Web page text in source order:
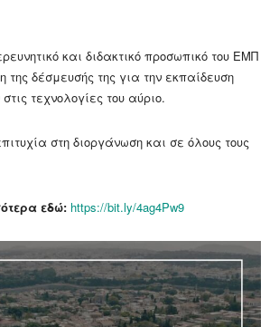
και διδακτικό προσωπικό του ΕΜΠ
της δέσμευσής της για την εκπαίδευση
τεχνολογίες του αύριο.
στη διοργάνωση και σε όλους τους
εδώ: https://bit.ly/4ag4Pw9